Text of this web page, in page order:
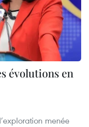
évolutions en
menée